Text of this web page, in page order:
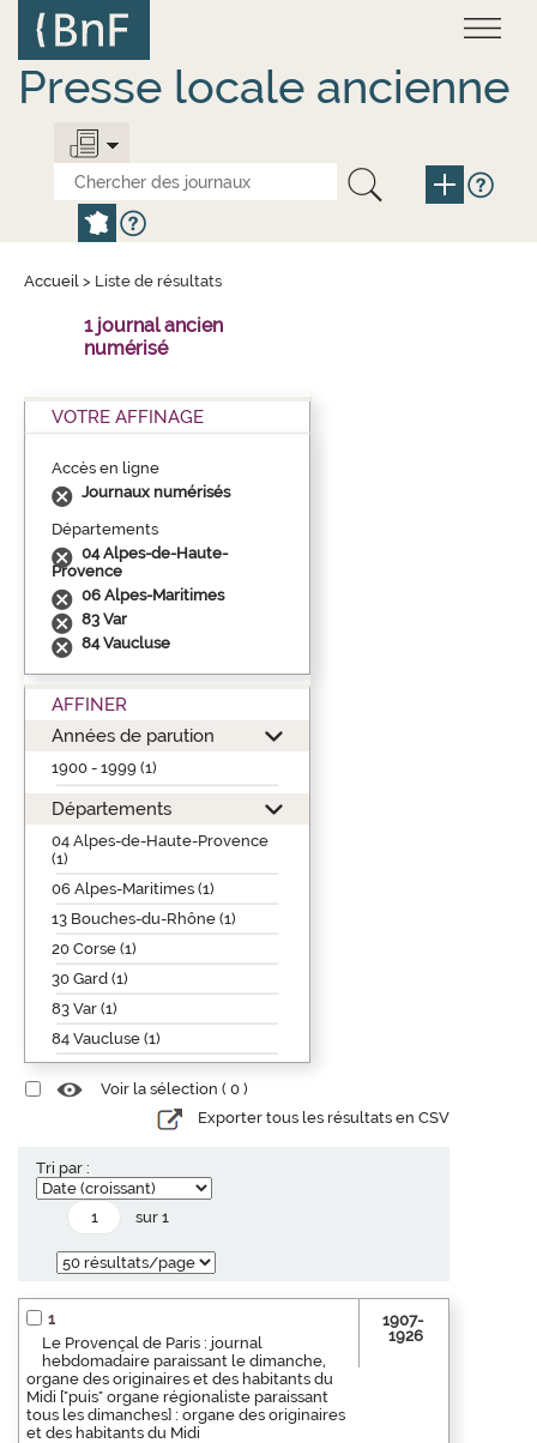
contenu
principal
Presse locale ancienne
Accueil > Liste de résultats
1 journal ancien
numérisé
VOTRE AFFINAGE
Accès en ligne
Journaux numérisés
Départements
04 Alpes-de-Haute-
Provence
06 Alpes-Maritimes
83 Var
84 Vaucluse
AFFINER
Années de parution
1900 - 1999 (1)
Départements
04 Alpes-de-Haute-Provence
(1)
06 Alpes-Maritimes (1)
13 Bouches-du-Rhône (1)
20 Corse (1)
30 Gard (1)
83 Var (1)
84 Vaucluse (1)
Voir la sélection ( 0 )
Exporter tous les résultats en CSV
Tri par :
sur 1
1
Le Provençal de Paris : journal
hebdomadaire paraissant le dimanche,
organe des originaires et des habitants du
Midi ["puis" organe régionaliste paraissant
tous les dimanches] : organe des originaires
et des habitants du Midi
1907-
1926
Panneau de gestion des cookies